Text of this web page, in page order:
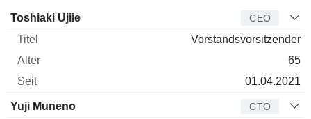
Manager Titel
Toshiaki Ujiie CEO
Vorstandsvorsitzender
65
01.04.2021
Yuji Muneno CTO